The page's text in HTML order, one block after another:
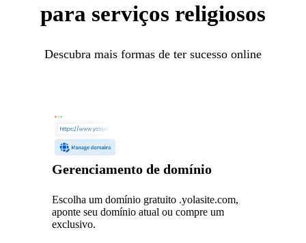
para serviços religiosos
Descubra mais formas de ter sucesso online
Gerenciamento de domínio
Escolha um domínio gratuito .yolasite.com,
aponte seu domínio atual ou compre um
exclusivo.